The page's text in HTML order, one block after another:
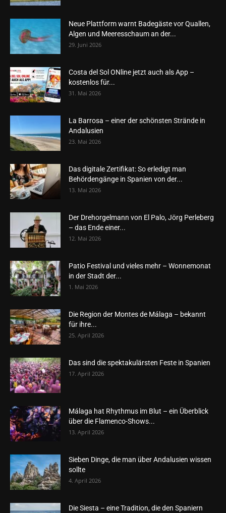
Neue Plattform warnt Badegäste vor Quallen,
Algen und Meeresschaum an der...
29. Juni 2026
Costa del Sol ONline jetzt auch als App –
kostenlos für...
31. Mai 2026
La Barrosa – einer der schönsten Strände in
Andalusien
23. Mai 2026
Das digitale Zertifikat: So erledigt man
Behördengänge in Spanien von der...
13. Mai 2026
Der Drehorgelmann von El Palo, Jörg Perleberg
– das Ende einer...
12. Mai 2026
Patio Festival und vieles mehr – Wonnemonat
in der Stadt der...
1. Mai 2026
Die Region der Montes de Málaga – bekannt
für ihre...
25. April 2026
Das sind die spektakulärsten Feste in Spanien
17. April 2026
Málaga hat Rhythmus im Blut – ein Überblick
über die Flamenco-Shows...
13. April 2026
Sieben Dinge, die man über Andalusien wissen
sollte
4. April 2026
Die Siesta – eine Tradition, die den Spaniern